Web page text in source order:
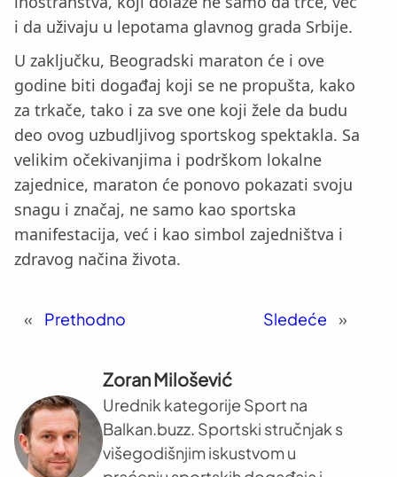
i da uživaju u lepotama glavnog grada Srbije.
U zaključku, Beogradski maraton će i ove
godine biti događaj koji se ne propušta, kako
za trkače, tako i za sve one koji žele da budu
deo ovog uzbudljivog sportskog spektakla. Sa
velikim očekivanjima i podrškom lokalne
zajednice, maraton će ponovo pokazati svoju
snagu i značaj, ne samo kao sportska
manifestacija, već i kao simbol zajedništva i
zdravog načina života.
« Prethodno Sledeće »
Zoran Milošević
Urednik kategorije Sport na
Balkan.buzz. Sportski stručnjak s
višegodišnjim iskustvom u